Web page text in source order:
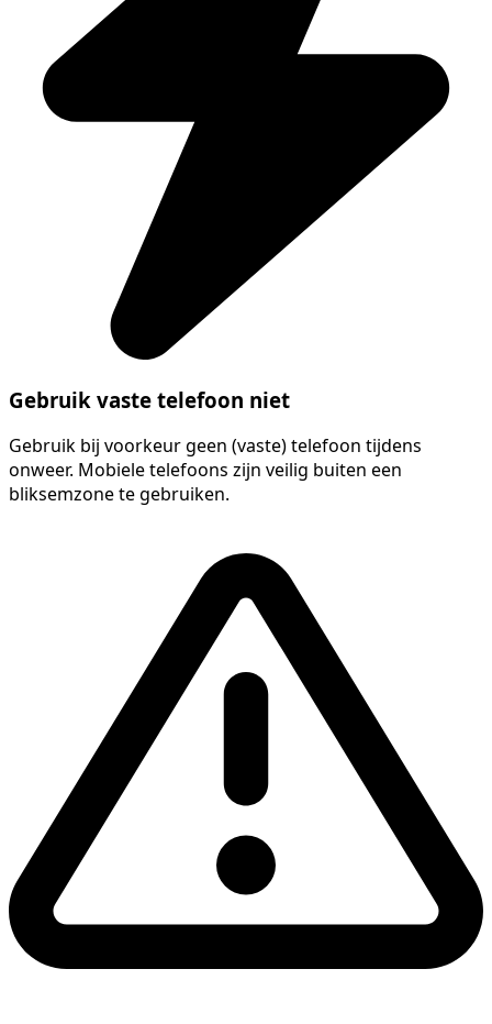
Gebruik vaste telefoon niet
Gebruik bij voorkeur geen (vaste) telefoon tijdens
onweer. Mobiele telefoons zijn veilig buiten een
bliksemzone te gebruiken.